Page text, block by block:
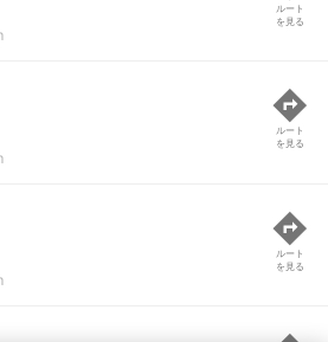
ルート
を見る
ルート
を見る
ルート
を見る